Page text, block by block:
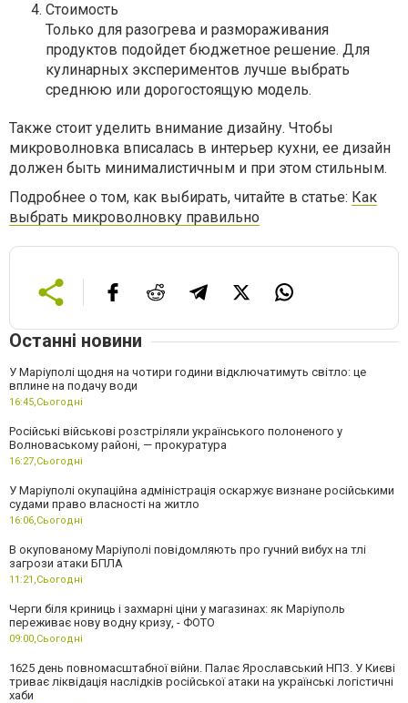
Стоимость
Только для разогрева и размораживания
продуктов подойдет бюджетное решение. Для
кулинарных экспериментов лучше выбрать
среднюю или дорогостоящую модель.
Также стоит уделить внимание дизайну. Чтобы
микроволновка вписалась в интерьер кухни, ее дизайн
должен быть минималистичным и при этом стильным.
Подробнее о том, как выбирать, читайте в статье: Как
выбрать микроволновку правильно
Останні новини
У Маріуполі щодня на чотири години відключатимуть світло: це
вплине на подачу води
16:45,Сьогодні
Російські військові розстріляли українського полоненого у
Волноваському районі, — прокуратура
16:27,Сьогодні
У Маріуполі окупаційна адміністрація оскаржує визнане російськими
судами право власності на житло
16:06,Сьогодні
В окупованому Маріуполі повідомляють про гучний вибух на тлі
загрози атаки БПЛА
11:21,Сьогодні
Черги біля криниць і захмарні ціни у магазинах: як Маріуполь
переживає нову водну кризу, - ФОТО
09:00,Сьогодні
1625 день повномасштабної війни. Палає Ярославський НПЗ. У Києві
триває ліквідація наслідків російської атаки на українські логістичні
хаби